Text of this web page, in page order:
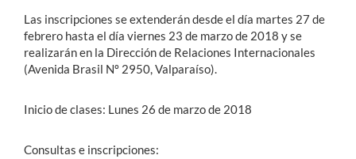
Las inscripciones se extenderán desde el día martes 27 de
febrero hasta el día viernes 23 de marzo de 2018 y se
realizarán en la Dirección de Relaciones Internacionales
(Avenida Brasil Nº 2950, Valparaíso).
Inicio de clases: Lunes 26 de marzo de 2018
Consultas e inscripciones: